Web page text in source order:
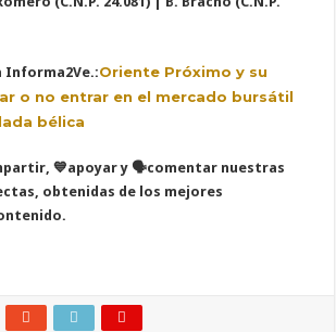
Informa2Ve.:Oriente Próximo y su
o no entrar en el mercado bursátil
bélica
💙apoyar y 🗣️comentar nuestras
obtenidas de los mejores